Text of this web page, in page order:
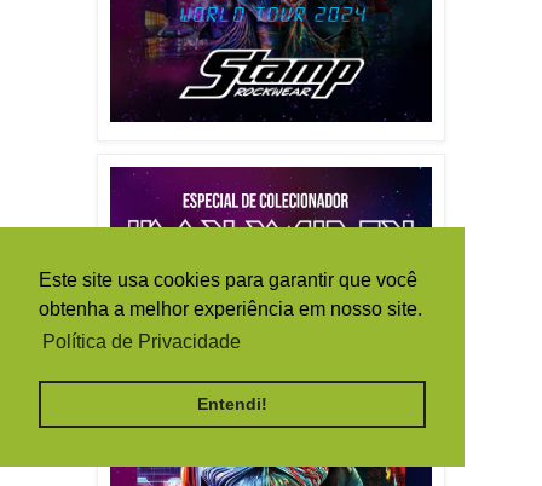
Este site usa cookies para garantir que você
obtenha a melhor experiência em nosso site.
Política de Privacidade
Entendi!